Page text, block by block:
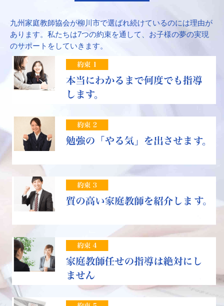
九州家庭教師協会が柳川市で選ばれ続けているのには理由が
あります。私たちは7つの約束を通して、お子様の夢の実現
のサポートをしていきます。